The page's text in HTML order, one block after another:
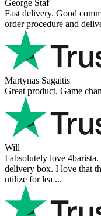
George Staf
Fast delivery. Good
order procedure and
Martynas Sagaitis
Great product. Game
Will
I absolutely love
delivery box. I love that
utilize for lea ...